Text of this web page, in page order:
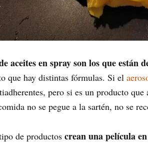
aceites en spray son los que están
que hay distintas fórmulas. Si el
pero si es un producto
no se pegue a la sartén, no se
de productos crean una película